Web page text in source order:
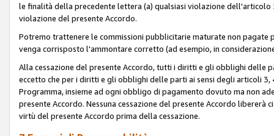
le finalità della precedente lettera (a) qualsiasi violazione
violazione del presente Accordo.
Potremo trattenere le commissioni pubblicitarie maturate non
venga corrisposto l'ammontare corretto (ad esempio, in
Alla cessazione del presente Accordo, tutti i diritti e gli obblighi delle
eccetto che per i diritti e gli obblighi delle parti ai sensi degli articoli
Programma, insieme ad ogni obbligo di pagamento dovuto ma non
presente Accordo. Nessuna cessazione del presente Accordo
virtù del presente Accordo prima della cessazione.